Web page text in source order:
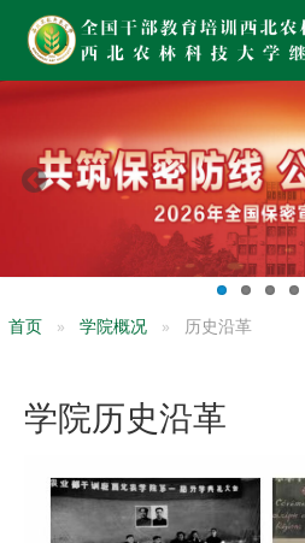
首页 学院概况 历史沿革
学院历史沿革